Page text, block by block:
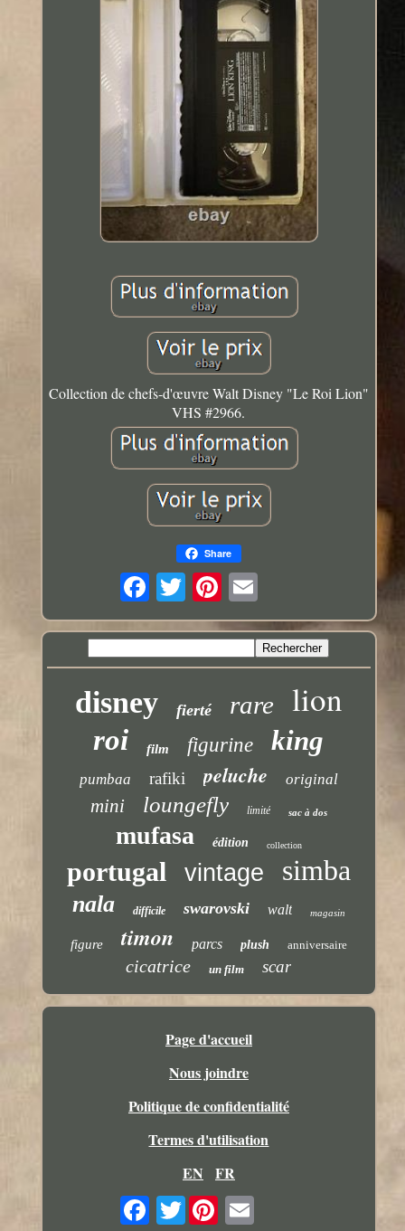
Collection de chefs-d'œuvre Walt Disney "Le Roi Lion"
VHS #2966.
Share
disney fierté rare lion
roi film figurine king
pumbaa rafiki peluche original
mini loungefly limité sac à dos
mufasa édition collection
portugal vintage simba
nala difficile swarovski walt magasin
figure timon parcs plush anniversaire
cicatrice un film scar
Page d'accueil
Nous joindre
Politique de confidentialité
Termes d'utilisation
EN
FR
Twitter